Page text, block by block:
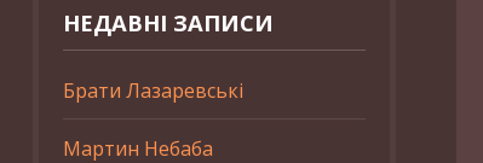
НЕДАВНІ ЗАПИСИ
Брати Лазаревські
Мартин Небаба